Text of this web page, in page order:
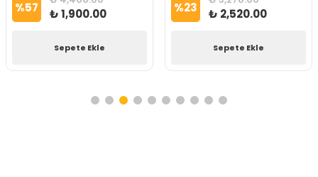
%57 ₺ 1,900.00
Sepete Ekle
%23 ₺ 2,520.00
Sepete Ekle